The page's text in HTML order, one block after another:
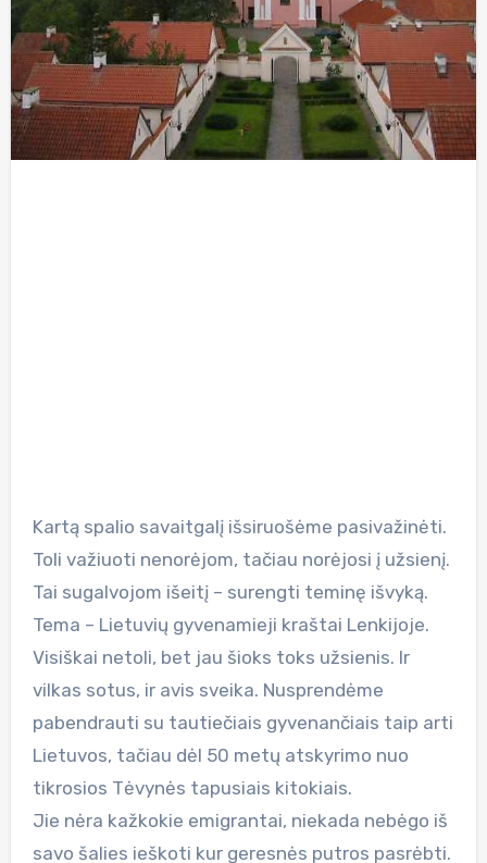
Kartą spalio savaitgalį išsiruošėme pasivažinėti.
Toli važiuoti nenorėjom, tačiau norėjosi į užsienį.
Tai sugalvojom išeitį – surengti teminę išvyką.
Tema – Lietuvių gyvenamieji kraštai Lenkijoje.
Visiškai netoli, bet jau šioks toks užsienis. Ir
vilkas sotus, ir avis sveika. Nusprendėme
pabendrauti su tautiečiais gyvenančiais taip arti
Lietuvos, tačiau dėl 50 metų atskyrimo nuo
tikrosios Tėvynės tapusiais kitokiais.
Jie nėra kažkokie emigrantai, niekada nebėgo iš
savo šalies ieškoti kur geresnės putros pasrėbti.